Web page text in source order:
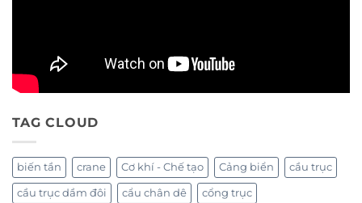
TAG CLOUD
biến tần crane Cơ khí - Chế tạo Cảng biển cầu trục
cầu trục dầm đôi cẩu chân dê cổng trục